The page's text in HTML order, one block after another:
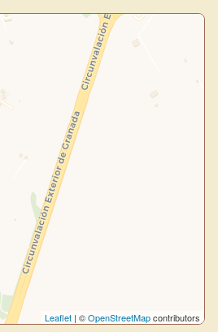
Leaflet | ©OpenStreetMapcontributors